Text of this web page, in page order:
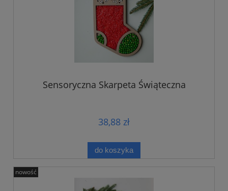
Sensoryczna Skarpeta Świąteczna
38,88 zł
do koszyka
nowość